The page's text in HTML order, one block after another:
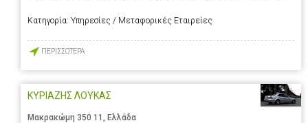
Κατηγορία: Υπηρεσίες / Μεταφορικές Εταιρείες
ΠΕΡΙΣΣΟΤΕΡΑ
ΚΥΡΙΑΖΗΣ ΛΟΥΚΑΣ
Μακρακώμη 350 11, Ελλάδα